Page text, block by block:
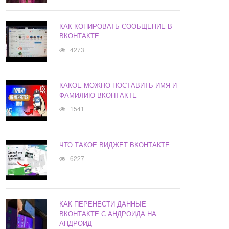
КАК КОПИРОВАТЬ СООБЩЕНИЕ В
ВКОНТАКТЕ
4273
КАКОЕ МОЖНО ПОСТАВИТЬ ИМЯ И
ФАМИЛИЮ ВКОНТАКТЕ
1541
ЧТО ТАКОЕ ВИДЖЕТ ВКОНТАКТЕ
6227
КАК ПЕРЕНЕСТИ ДАННЫЕ
ВКОНТАКТЕ С АНДРОИДА НА
АНДРОИД